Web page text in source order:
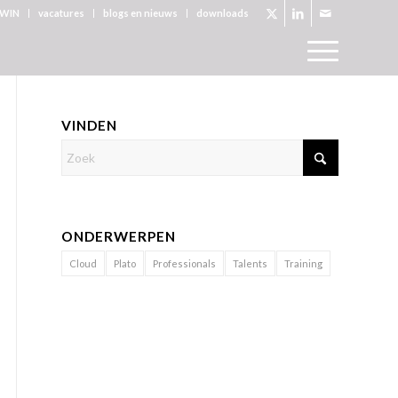
vacatures blogs en nieuws downloads
VINDEN
ONDERWERPEN
Cloud Plato Professionals Talents Training